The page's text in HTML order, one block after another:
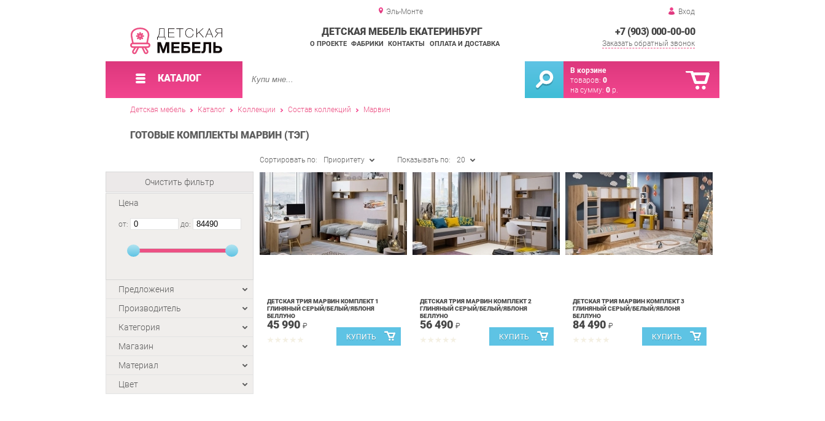
Эль-Монте Вход
+7 (903) 000-00-00
Заказать обратный звонок
ДЕТСКАЯ МЕБЕЛЬ ЕКАТЕРИНБУРГ
О ПРОЕКТЕ ФАБРИКИ КОНТАКТЫ ОПЛАТА И ДОСТАВКА
КАТАЛОГ
В корзине
товаров: 0
на сумму: 0 р.
Детская мебель Каталог Коллекции Состав коллекций Марвин
ГОТОВЫЕ КОМПЛЕКТЫ МАРВИН (ТЭГ)
Очистить фильтр
Цена
от: до:
Предложения
Производитель
Категория
Магазин
Материал
Цвет
Сортировать по: Приоритету Показывать по: 20
ДЕТСКАЯ ТРИЯ МАРВИН КОМПЛЕКТ 1
ГЛИНЯНЫЙ СЕРЫЙ/БЕЛЫЙ/ЯБЛОНЯ
БЕЛЛУНО
45 990 ₽
ДЕТСКАЯ ТРИЯ МАРВИН КОМПЛЕКТ 2
ГЛИНЯНЫЙ СЕРЫЙ/БЕЛЫЙ/ЯБЛОНЯ
БЕЛЛУНО
56 490 ₽
ДЕТСКАЯ ТРИЯ МАРВИН КОМПЛЕКТ 3
ГЛИНЯНЫЙ СЕРЫЙ/БЕЛЫЙ/ЯБЛОНЯ
БЕЛЛУНО
84 490 ₽